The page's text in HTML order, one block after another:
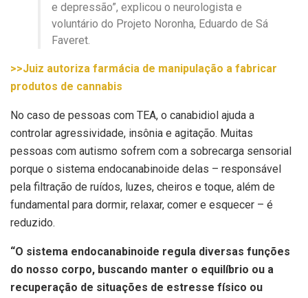
e depressão”, explicou o neurologista e
voluntário do Projeto Noronha, Eduardo de Sá
Faveret.
>>Juiz autoriza farmácia de manipulação a fabricar
produtos de cannabis
No caso de pessoas com TEA, o canabidiol ajuda a
controlar agressividade, insônia e agitação. Muitas
pessoas com autismo sofrem com a sobrecarga sensorial
porque o sistema endocanabinoide delas – responsável
pela filtração de ruídos, luzes, cheiros e toque, além de
fundamental para dormir, relaxar, comer e esquecer – é
reduzido.
“O sistema endocanabinoide regula diversas funções
do nosso corpo, buscando manter o equilíbrio ou a
recuperação de situações de estresse físico ou